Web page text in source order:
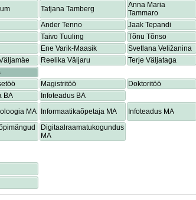
Tatjana Tamberg
Anna Maria
Tammaro
Ander Tenno Jaak Tepandi
Taivo Tuuling Tõnu Tõnso
Ene Varik-Maasik Svetlana Veližanina
Reelika Väljaru Terje Väljataga
Magistritöö
Doktoritöö
BA
Infoteadus BA
MA Informaatikaõpetaja MA Infoteadus MA
Digitaalraamatukogundus
MA